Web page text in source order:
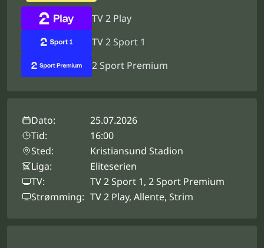
TV 2 Play
TV 2 Sport 1
2 Sport Premium
Dato:
25.07.2026
Tid:
16:00
Sted:
Kristiansund Stadion
Liga:
Eliteserien
TV:
TV 2 Sport 1, 2 Sport Premium
Strømming: TV 2 Play, Allente, Strim